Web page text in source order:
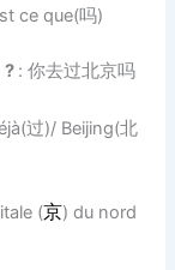
ce que(吗)
? :你去过北京吗
过)/ Beijing(北
(京) du nord